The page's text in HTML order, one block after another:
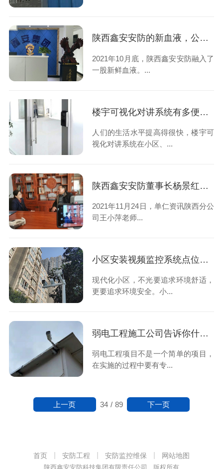
陕西鑫安安防的新血液，公司管理更正规化
2021年10月底，陕西鑫安安防融入了
一股新鲜血液。...
楼宇可视化对讲系统有多便捷？一起来看看吧！
人们的生活水平提高得很快，楼宇可
视化对讲系统在小区、...
陕西鑫安安防董事长杨景红接受采访：互联网营销之路，我们一直在进步
2021年11月24日，单仁资讯陕西分公
司王小萍老师...
小区安装视频监控系统点位要怎么选择？这些细节不能忽略
现代化小区，不光要追求环境舒适，
更要追求环境安全。小...
弱电工程施工公司告诉你什么是弱电工程项目管理的四控？
弱电工程项目不是一个简单的项目，
在实施的过程中要有专...
34 / 89
上一页 下一页
首页 安防工程 安防监控维保 网站地图
陕西鑫安安防科技集团有限责任公司 版权所有